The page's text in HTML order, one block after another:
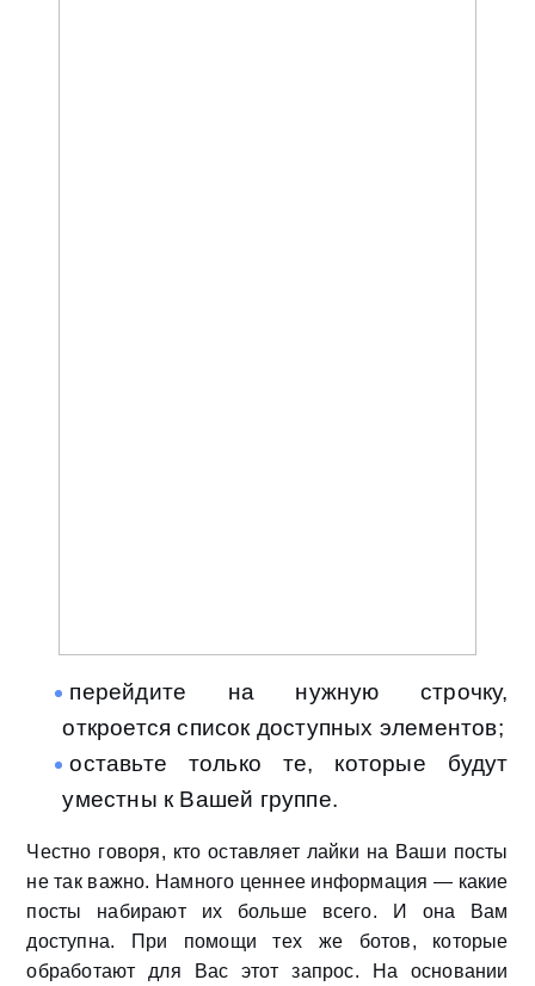
перейдите на нужную строчку,
откроется список доступных элементов;
оставьте только те, которые будут
уместны к Вашей группе.
Честно говоря, кто оставляет лайки на Ваши посты
не так важно. Намного ценнее информация — какие
посты набирают их больше всего. И она Вам
доступна. При помощи тех же ботов, которые
обработают для Вас этот запрос. На основании